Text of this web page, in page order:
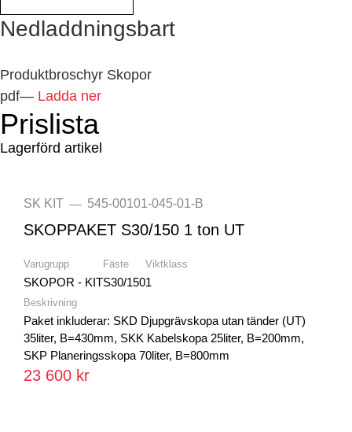
Nedladdningsbart
Produktbroschyr Skopor
pdf— Ladda ner
Prislista
Lagerförd artikel
SK KIT — 545-00101-045-01-B
SKOPPAKET S30/150 1 ton UT
Varugrupp
SKOPOR - KIT
Fäste
S30/150
Viktklass
1
Beskrivning
Paket inkluderar: SKD Djupgrävskopa utan tänder (UT)
35liter, B=430mm, SKK Kabelskopa 25liter, B=200mm,
SKP Planeringsskopa 70liter, B=800mm
23 600 kr